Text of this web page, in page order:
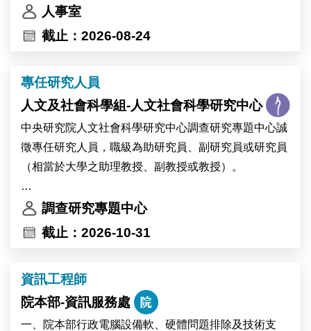
人事室
截止：2026-08-24
專任研究人員
人文及社會科學組-人文社會科學研究中心
中央研究院人文社會科學研究中心調查研究專題中心誠
徵專任研究人員，職級為助研究員、副研究員或研究員
（相當於大學之助理教授、副教授或教授）。
本中心歡迎專長於調查方法、計算社會科學、文字探勘
或資料科學等領域之優秀學者申請。
術研究環境，擁有高品質的調查資料、數位資料及行政
資料等研究資源，並提供豐富的跨領域合作機會，支持
創新實證研究。
調查研究專題中心
截止：2026-10-31
資訊工程師
院本部-資訊服務處
一、院本部行政電腦設備軟、硬體問題排除及技術支